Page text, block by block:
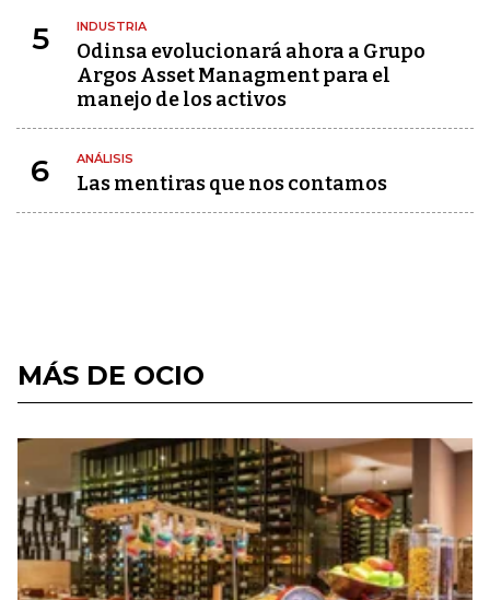
5 INDUSTRIA
Odinsa evolucionará ahora a Grupo
Argos Asset Managment para el
manejo de los activos
6 ANÁLISIS
Las mentiras que nos contamos
MÁS DE OCIO